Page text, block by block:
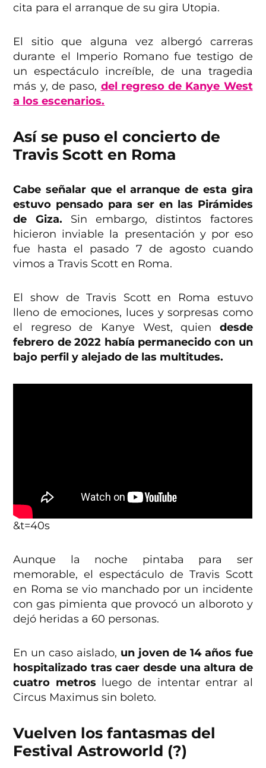
cita para el arranque de su gira Utopia.
El sitio que alguna vez albergó carreras
durante el Imperio Romano fue testigo de
un espectáculo increíble, de una tragedia
más y, de paso, del regreso de Kanye West
a los escenarios.
Así se puso el concierto de
Travis Scott en Roma
Cabe señalar que el arranque de esta gira
estuvo pensado para ser en las Pirámides
de Giza. Sin embargo, distintos factores
hicieron inviable la presentación y por eso
fue hasta el pasado 7 de agosto cuando
vimos a Travis Scott en Roma.
El show de Travis Scott en Roma estuvo
lleno de emociones, luces y sorpresas como
el regreso de Kanye West, quien desde
febrero de 2022 había permanecido con un
bajo perfil y alejado de las multitudes.
&t=40s
Aunque la noche pintaba para ser
memorable, el espectáculo de Travis Scott
en Roma se vio manchado por un incidente
con gas pimienta que provocó un alboroto y
dejó heridas a 60 personas.
En un caso aislado, un joven de 14 años fue
hospitalizado tras caer desde una altura de
cuatro metros luego de intentar entrar al
Circus Maximus sin boleto.
Vuelven los fantasmas del
Festival Astroworld (?)